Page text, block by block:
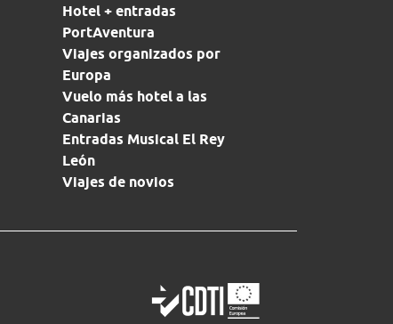
Hotel + entradas
PortAventura
Viajes organizados por
Europa
Vuelo más hotel a las
Canarias
Entradas Musical El Rey
León
Viajes de novios